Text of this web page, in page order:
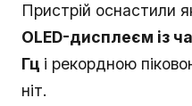
Пристрій оснастили
OLED-дисплеєм із
Гц і рекордною
ніт.